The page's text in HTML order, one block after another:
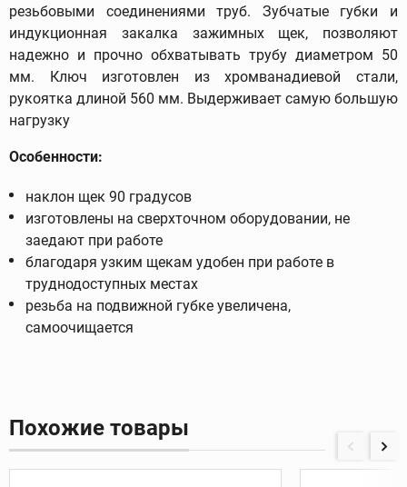
резьбовыми соединениями труб. Зубчатые губки и
индукционная закалка зажимных щек, позволяют
надежно и прочно обхватывать трубу диаметром 50
мм. Ключ изготовлен из хромванадиевой стали,
рукоятка длиной 560 мм. Выдерживает самую большую
нагрузку
Особенности:
наклон щек 90 градусов
изготовлены на сверхточном оборудовании, не
заедают при работе
благодаря узким щекам удобен при работе в
труднодоступных местах
резьба на подвижной губке увеличена,
самоочищается
Похожие товары